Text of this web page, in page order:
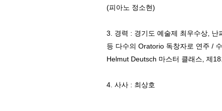
(피아노 정소현)
3. 경력 : 경기도 예술제 최우수상,
등 다수의 Oratorio 독창자로 연주 /
Helmut Deutsch 마스터 클래스, 제
4. 사사 : 최상호